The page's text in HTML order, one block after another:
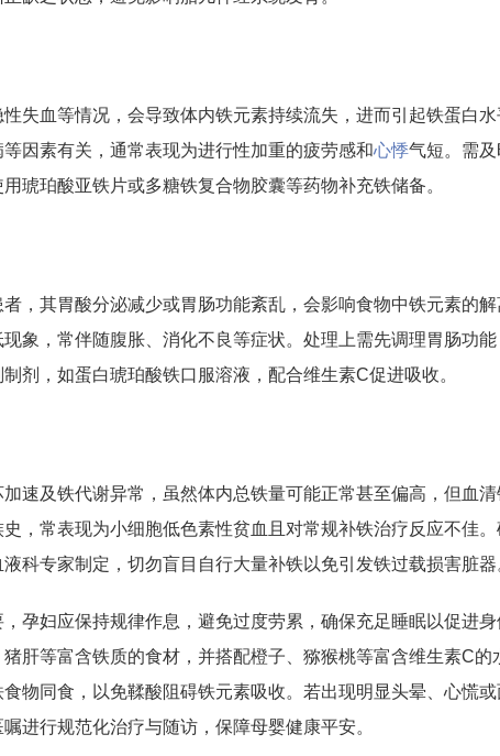
失血等情况，会导致体内铁元素持续流失，进而引起铁蛋白
因素有关，通常表现为进行性加重的疲劳感和心悸气短。需
琥珀酸亚铁片或多糖铁复合物胶囊等药物补充铁储备。
，其胃酸分泌减少或胃肠功能紊乱，会影响食物中铁元素的
象，常伴随腹胀、消化不良等症状。处理上需先调理胃肠功
剂，如蛋白琥珀酸铁口服溶液，配合维生素C促进吸收。
速及铁代谢异常，虽然体内总铁量可能正常甚至偏高，但血清
，常表现为小细胞低色素性贫血且对常规补铁治疗反应不佳
科专家制定，切勿盲目自行大量补铁以免引发铁过载损害脏器
孕妇应保持规律作息，避免过度劳累，确保充足睡眠以促进
肝等富含铁质的食材，并搭配橙子、猕猴桃等富含维生素C的
物同食，以免鞣酸阻碍铁元素吸收。若出现明显头晕、心慌
进行规范化治疗与随访，保障母婴健康平安。